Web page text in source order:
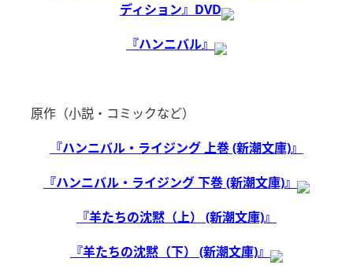
ディション』DVD
『ハンニバル』
原作（小説・コミックなど）
『ハンニバル・ライジング 上巻 (新潮文庫)』
『ハンニバル・ライジング 下巻 (新潮文庫)』
『羊たちの沈黙（上） (新潮文庫)』
『羊たちの沈黙（下） (新潮文庫)』